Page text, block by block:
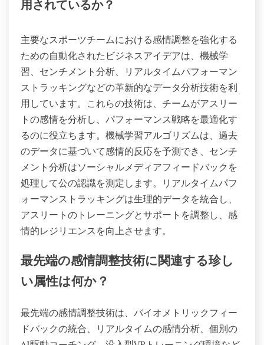
用されているか？
主要なスポーツチームにおける感情調整を強化する
ための自動化されたビジネスアイデアは、機械学
習、センチメント分析、リアルタイムパフォーマン
ストラッキングなどの革新的なデータ分析技術を利
用しています。これらの技術は、チームがアスリー
トの感情を分析し、パフォーマンス戦略を最適化す
るのに役立ちます。機械学習アルゴリズムは、過去
のデータに基づいて感情的反応を予測でき、センチ
メント分析はソーシャルメディアフィードバックを
処理して公の認識を測定します。リアルタイムパフ
ォーマンストラッキングは生理的データを統合し、
アスリートのトレーニングとサポートを調整し、感
情的レジリエンスを向上させます。
最先端の感情調整技術に関連する珍し
い属性は何か？
最先端の感情調整技術は、バイオメトリックフィー
ドバックの統合、リアルタイムの感情分析、個別の